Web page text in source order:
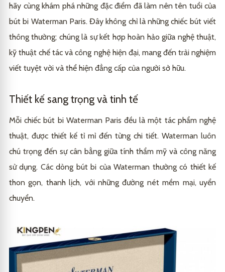
hãy cùng khám phá những đặc điểm đã làm nên tên tuổi của
bút bi Waterman Paris. Đây không chỉ là những chiếc bút viết
thông thường; chúng là sự kết hợp hoàn hảo giữa nghệ thuật,
kỹ thuật chế tác và công nghệ hiện đại, mang đến trải nghiệm
viết tuyệt vời và thể hiện đẳng cấp của người sở hữu.
Thiết kế sang trọng và tinh tế
Mỗi chiếc bút bi Waterman Paris đều là một tác phẩm nghệ
thuật, được thiết kế tỉ mỉ đến từng chi tiết. Waterman luôn
chú trọng đến sự cân bằng giữa tính thẩm mỹ và công năng
sử dụng. Các dòng bút bi của Waterman thường có thiết kế
thon gọn, thanh lịch, với những đường nét mềm mại, uyển
chuyển.